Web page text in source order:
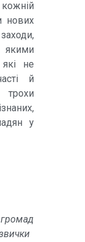
нових
якими
не
й
у